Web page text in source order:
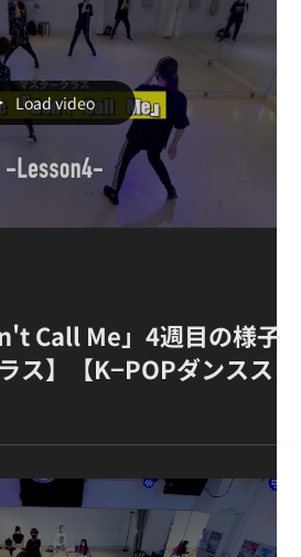
Load video
Call Me」 4週目の様子
ス 】【K−POPダンスス